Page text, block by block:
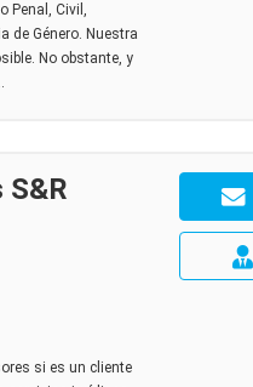
Penal, Civil,
de Género. Nuestra
No obstante, y
si es un cliente